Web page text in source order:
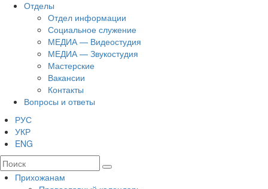
Отделы
Отдел информации
Социальное служение
МЕДИА — Видеостудия
МЕДИА — Звукостудия
Мастерские
Вакансии
Контакты
Вопросы и ответы
РУС
УКР
ENG
Прихожанам